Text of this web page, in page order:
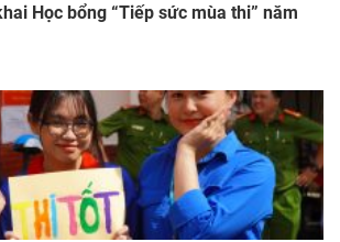
Học bổng “Tiếp sức mùa thi” năm